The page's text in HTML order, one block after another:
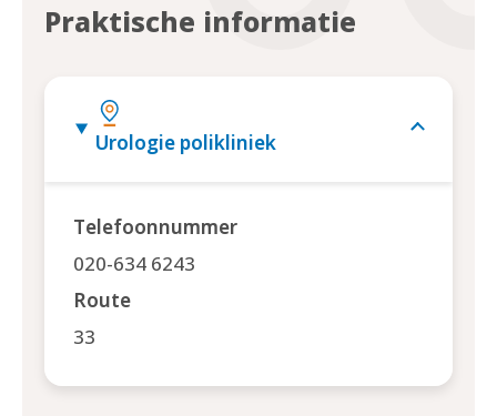
Praktische informatie
Urologie polikliniek
Telefoonnummer
020-634 6243
Route
33